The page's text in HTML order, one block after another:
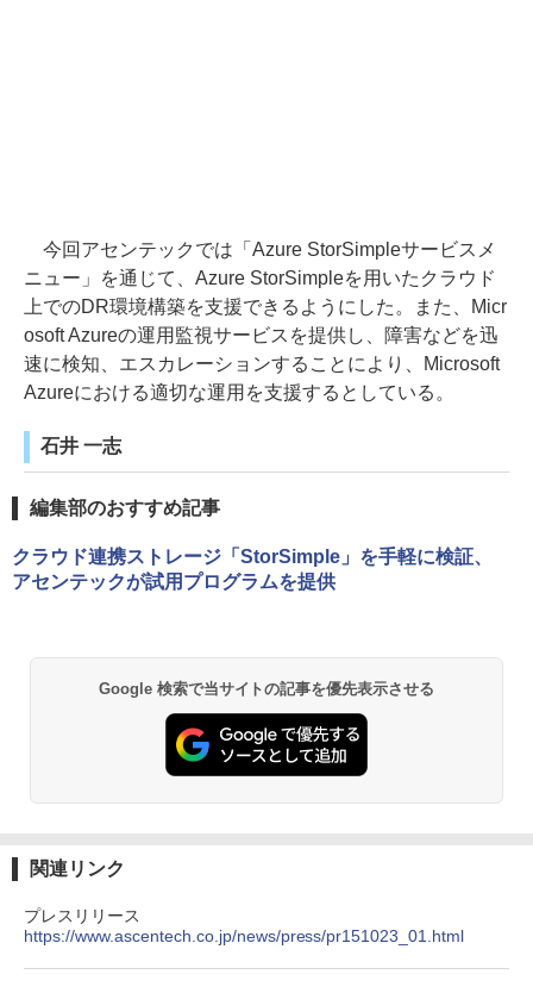
今回アセンテックでは「Azure StorSimpleサービスメ
ニュー」を通じて、Azure StorSimpleを用いたクラウド
上でのDR環境構築を支援できるようにした。また、Micr
osoft Azureの運用監視サービスを提供し、障害などを迅
速に検知、エスカレーションすることにより、Microsoft
Azureにおける適切な運用を支援するとしている。
石井 一志
編集部のおすすめ記事
クラウド連携ストレージ「StorSimple」を手軽に検証、
アセンテックが試用プログラムを提供
Google 検索で当サイトの記事を優先表示させる
関連リンク
プレスリリース
https://www.ascentech.co.jp/news/press/pr151023_01.html